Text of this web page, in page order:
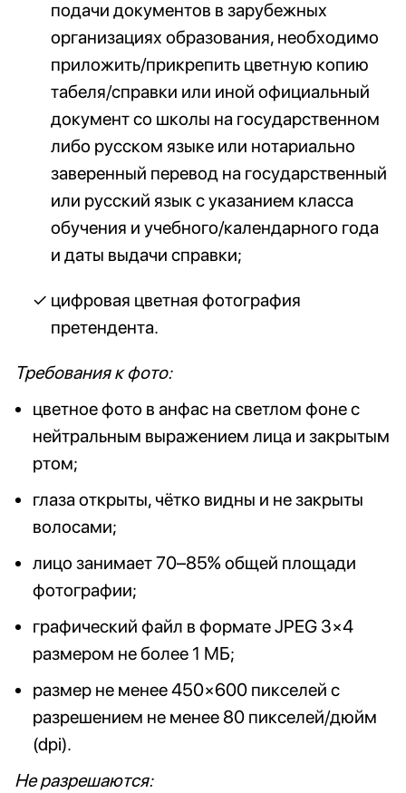
подачи документов в зарубежных
организациях образования, необходимо
приложить/прикрепить цветную копию
табеля/справки или иной официальный
документ со школы на государственном
либо русском языке или нотариально
заверенный перевод на государственный
или русский язык с указанием класса
обучения и учебного/календарного года
и даты выдачи справки;
цифровая цветная фотография
претендента.
Требования к фото:
цветное фото в анфас на светлом фоне с
нейтральным выражением лица и закрытым
ртом;
глаза открыты, чётко видны и не закрыты
волосами;
лицо занимает 70–85% общей площади
фотографии;
графический файл в формате JPEG 3×4
размером не более 1 МБ;
размер не менее 450×600 пикселей с
разрешением не менее 80 пикселей/дюйм
(dpi).
Не разрешаются: